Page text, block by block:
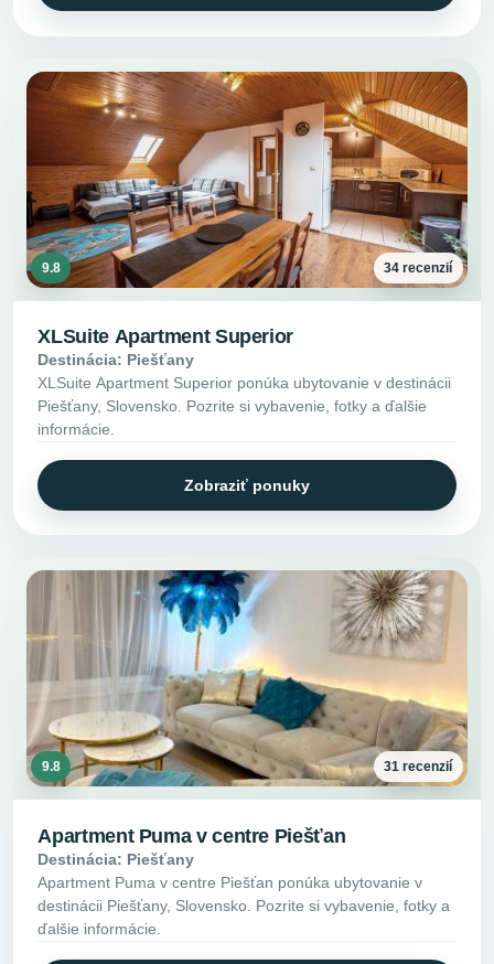
9.8 34 recenzií
XLSuite Apartment Superior
Destinácia: Piešťany
XLSuite Apartment Superior ponúka ubytovanie v destinácii
Piešťany, Slovensko. Pozrite si vybavenie, fotky a ďalšie
informácie.
Zobraziť ponuky
9.8 31 recenzií
Apartment Puma v centre Piešťan
Destinácia: Piešťany
Apartment Puma v centre Piešťan ponúka ubytovanie v
destinácii Piešťany, Slovensko. Pozrite si vybavenie, fotky a
ďalšie informácie.